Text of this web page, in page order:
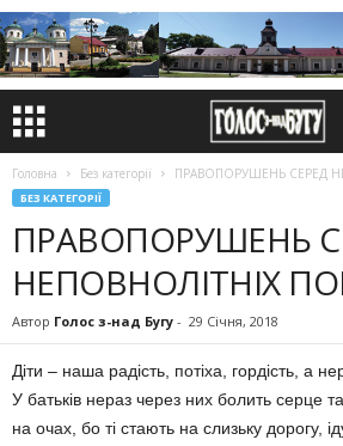
Головна Без категорії ПРАВОПОРУШЕНЬ СЕРЕД
БЕЗ КАТЕГОРІЇ
ПРАВОПОРУШЕНЬ
НЕПОВНОЛІТНІХ
Автор Голос з-над Бугу - 29 Січня, 2018
Діти – наша радість, потіха, гордість, а
У батьків нераз через них болить серце
на очах, бо ті стають на слизьку дорогу,